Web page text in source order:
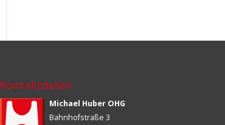
Kontaktdaten
Michael Huber OHG
Bahnhofstraße 3